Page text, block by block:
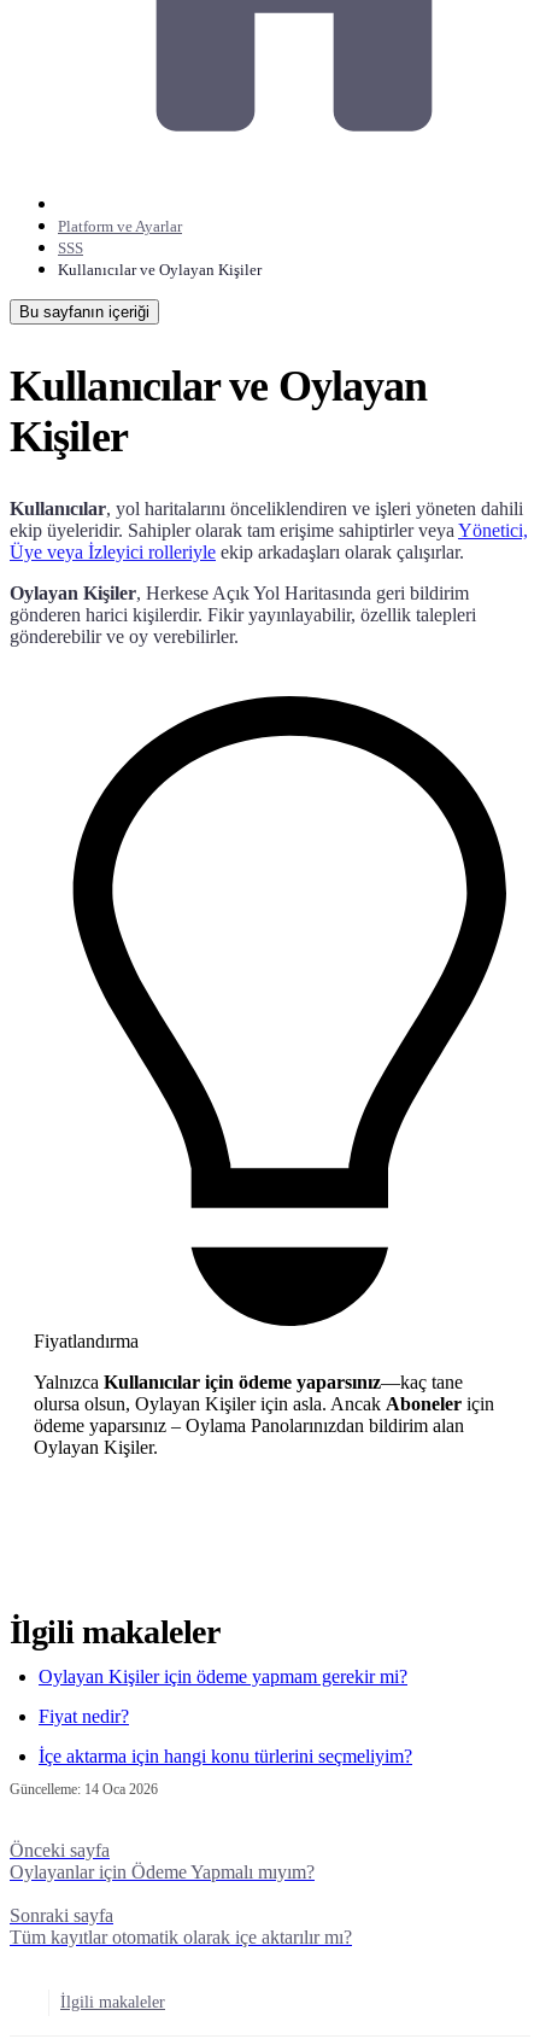
Platform ve Ayarlar
SSS
Kullanıcılar ve Oylayan Kişiler
Bu sayfanın içeriği
Kullanıcılar ve Oylayan
Kişiler
Kullanıcılar, yol haritalarını önceliklendiren ve işleri yöneten dahili
ekip üyeleridir. Sahipler olarak tam erişime sahiptirler veya Yönetici,
Üye veya İzleyici rolleriyle ekip arkadaşları olarak çalışırlar.
Oylayan Kişiler, Herkese Açık Yol Haritasında geri bildirim
gönderen harici kişilerdir. Fikir yayınlayabilir, özellik talepleri
gönderebilir ve oy verebilirler.
Fiyatlandırma
Yalnızca Kullanıcılar için ödeme yaparsınız—kaç tane
olursa olsun, Oylayan Kişiler için asla. Ancak Aboneler için
ödeme yaparsınız – Oylama Panolarınızdan bildirim alan
Oylayan Kişiler.
İlgili makaleler
Oylayan Kişiler için ödeme yapmam gerekir mi?
Fiyat nedir?
İçe aktarma için hangi konu türlerini seçmeliyim?
Güncelleme: 14 Oca 2026
Önceki sayfa
Oylayanlar için Ödeme Yapmalı mıyım?
Sonraki sayfa
Tüm kayıtlar otomatik olarak içe aktarılır mı?
İlgili makaleler